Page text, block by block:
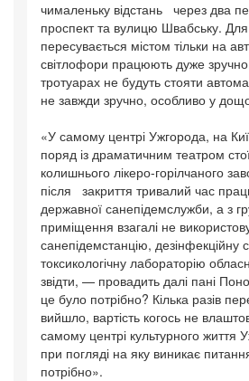
чималеньку відстань через два
проспект та вулицю Швабську.
пересувається містом тільки на
світлофори працюють дуже
тротуарах не будуть стояти
не завжди зручно, особливо у
«У самому центрі Ужгорода, на
поряд із драматичним театром
колишнього лікеро-горілчаного
після закриття тривалий час
державної санепідемслужби, а з
приміщення взагалі не
санепідемстанцію, дезінфекційну
токсикологічну лабораторію
звідти, — провадить далі пані
це було потрібно? Кілька разів
вийшло, вартість когось не
самому центрі культурного життя
при погляді на яку виникає
потрібно».